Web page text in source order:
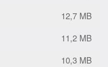
12,7 MB
11,2 MB
10,3 MB